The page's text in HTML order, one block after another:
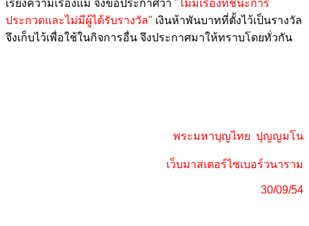
เรียงความเรื่องแม่ จึงขอประกาศว่า "ไม่มีเรื่องที่ชนะการ
ประกวดและไม่มีผู้ได้รับรางวัล" เงินห้าพันบาทที่ตั้งไว้เป็นรางวัล
จึงเก็บไว้เพื่อใช้ในกิจการอื่น จึงประกาศมาให้ทราบโดยทั่วกัน
พระมหาบุญไทย ปุญญมโน
เว็บมาสเตอร์ไซเบอร์วนาราม
30/09/54